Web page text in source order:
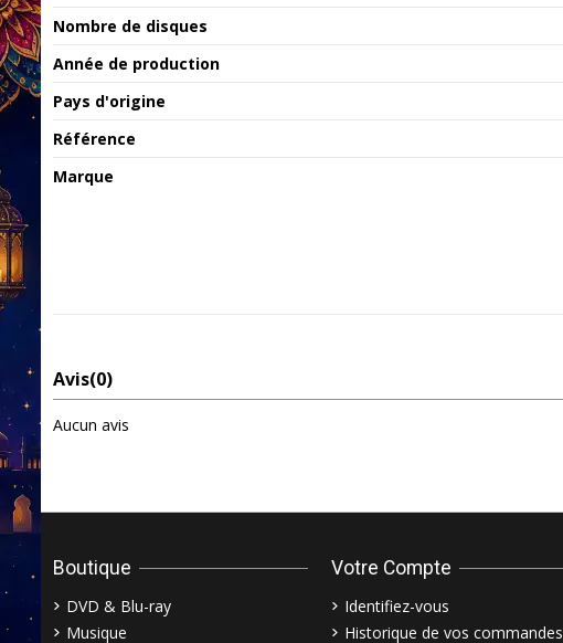
Nombre de disques
Année de production
Pays d'origine
Référence
Marque
Avis(0)
Aucun avis
Boutique
DVD & Blu-ray
Musique
Votre Compte
Identifiez-vous
Historique de vos commandes